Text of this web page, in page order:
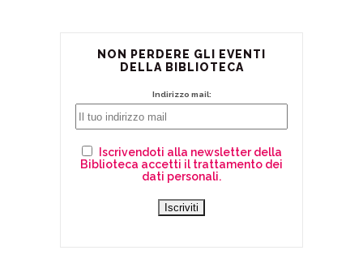
NON PERDERE GLI EVENTI
DELLA BIBLIOTECA
Indirizzo mail:
Iscrivendoti alla newsletter della
Biblioteca accetti il trattamento dei
dati personali.